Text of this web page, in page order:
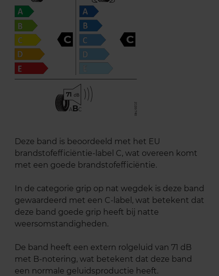
C C
71
ABC
Deze band is beoordeeld met het EU
brandstofefficiëntie-label C, wat overeen komt
met een goede brandstofefficiëntie.
In de categorie grip op nat wegdek is deze band
gewaardeerd met een C-label, wat betekent dat
deze band goede grip heeft bij natte
weersomstandigheden.
De band heeft een extern rolgeluid van 71 dB
met B-notering, wat betekent dat deze band
een normale geluidsproductie heeft.